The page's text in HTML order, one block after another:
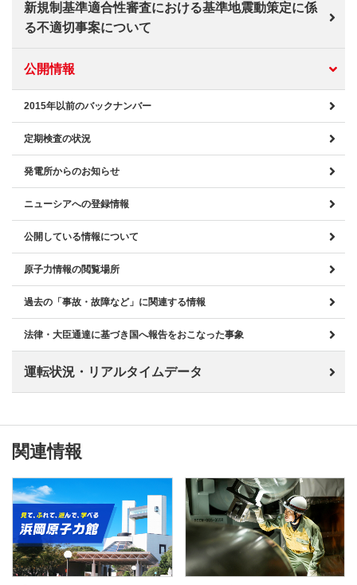
新規制基準適合性審査における基準地震動策定に係
る不適切事案について
公開情報
2015年以前のバックナンバー
定期検査の状況
発電所からのお知らせ
ニューシアへの登録情報
公開している情報について
原子力情報の閲覧場所
過去の「事故・故障など」に関連する情報
法律・大臣通達に基づき国へ報告をおこなった事象
運転状況・リアルタイムデータ
関連情報